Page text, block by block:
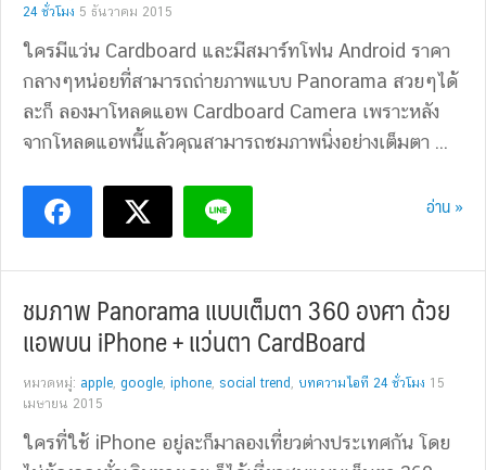
24 ชั่วโมง 5 ธันวาคม 2015
ใครมีแว่น Cardboard และมีสมาร์ทโฟน Android ราคา
กลางๆหน่อยที่สามารถถ่ายภาพแบบ Panorama สวยๆได้
ละก็ ลองมาโหลดแอพ Cardboard Camera เพราะหลัง
จากโหลดแอพนี้แล้วคุณสามารถชมภาพนิ่งอย่างเต็มตา ...
อ่าน »
ชมภาพ Panorama แบบเต็มตา 360 องศา ด้วย
แอพบน iPhone + แว่นตา CardBoard
หมวดหมู่: apple, google, iphone, social trend , บทความไอที 24 ชั่วโมง 15
เมษายน 2015
ใครที่ใช้ iPhone อยู่ละก็มาลองเที่ยวต่างประเทศกัน โดย